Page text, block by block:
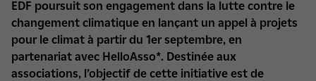
EDF poursuit son engagement dans la lutte contre le
changement climatique en lançant un appel à projets
pour le climat à partir du 1er septembre, en
partenariat avec HelloAsso*. Destinée aux
associations, l’objectif de cette initiative est de